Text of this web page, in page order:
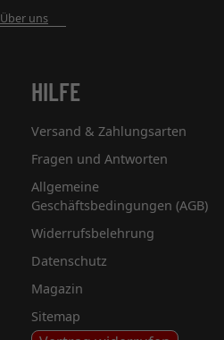
Über uns
HILFE
Versand & Zahlungsarten
Fragen und Antworten
Allgemeine
Geschäftsbedingungen (AGB)
Widerrufsbelehrung
Datenschutz
Magazin
Sitemap